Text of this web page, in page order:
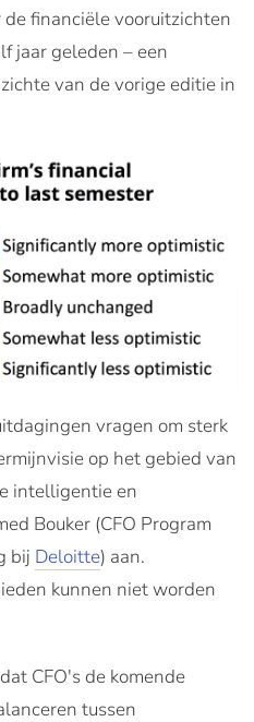
financiële vooruitzichten
jaar geleden – een
van de vorige editie in
vragen om sterk
op het gebied van
intelligentie en
Bouker (CFO Program
bij Deloitte) aan.
kunnen niet worden
CFO's de komende
tussen